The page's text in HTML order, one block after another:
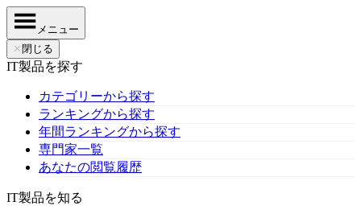
メニュー
✕ 閉じる
IT製品を探す
カテゴリーから探す
ランキングから探す
年間ランキングから探す
専門家一覧
あなたの閲覧履歴
IT製品を知る